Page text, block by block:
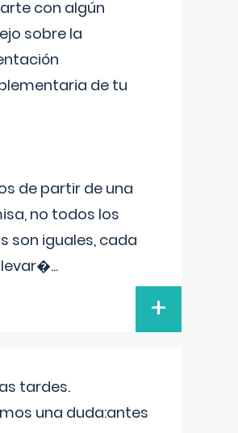
con algún
sobre la
de tu
de partir de una
no todos los
son iguales, cada
...
+
tardes.
una duda:antes